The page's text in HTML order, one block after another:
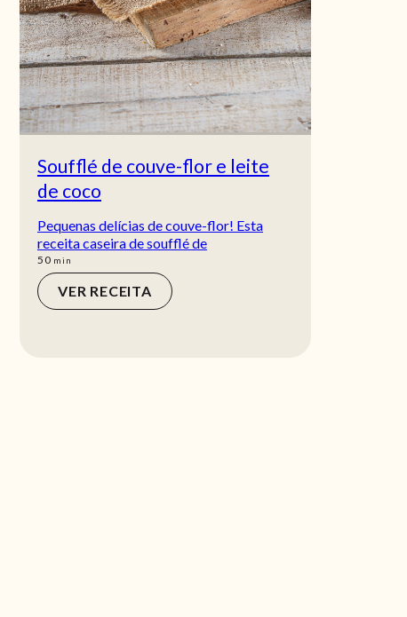
Soufflé de couve-flor e leite
de coco
Pequenas delícias de couve-flor! Esta
receita caseira de soufflé de
50min
min
VER RECEITA